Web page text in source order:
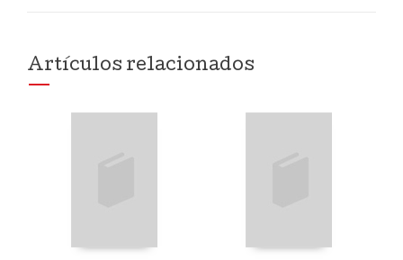
Artículos relacionados